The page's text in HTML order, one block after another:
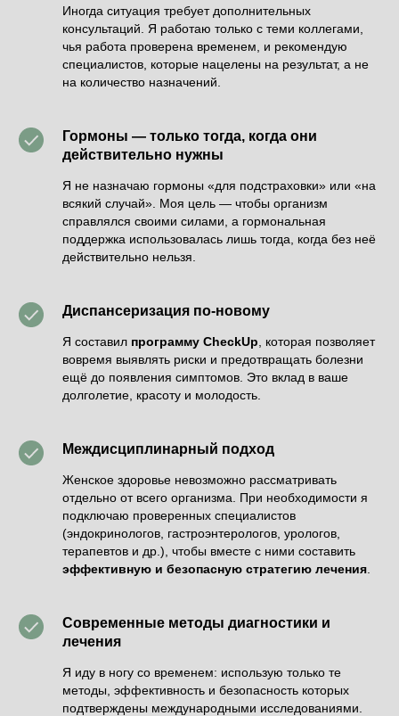
Иногда ситуация требует дополнительных
консультаций. Я работаю только с теми коллегами,
чья работа проверена временем, и рекомендую
специалистов, которые нацелены на результат, а не
на количество назначений.
Гормоны — только тогда, когда они
действительно нужны
Я не назначаю гормоны «для подстраховки» или «на
всякий случай». Моя цель — чтобы организм
справлялся своими силами, а гормональная
поддержка использовалась лишь тогда, когда без неё
действительно нельзя.
Диспансеризация по-новому
Я составил программу CheckUp , которая позволяет
вовремя выявлять риски и предотвращать болезни
ещё до появления симптомов. Это вклад в ваше
долголетие, красоту и молодость.
Междисциплинарный подход
Женское здоровье невозможно рассматривать
отдельно от всего организма. При необходимости я
подключаю проверенных специалистов
(эндокринологов, гастроэнтерологов, урологов,
терапевтов и др.), чтобы вместе с ними составить
эффективную и безопасную стратегию лечения
Современные методы диагностики и
лечения
Я иду в ногу со временем: использую только те
методы, эффективность и безопасность которых
подтверждены международными исследованиями.